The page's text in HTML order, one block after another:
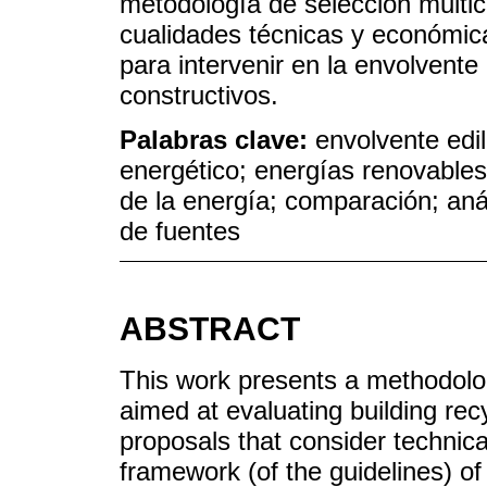
cualidades técnicas y
para intervenir en la
constructivos.
Palabras clave: envolvente
energético; energías
de la energía; comparación;
de fuentes
ABSTRACT
This work presents a
aimed at evaluating building
proposals that consider
framework (of the guidelines)